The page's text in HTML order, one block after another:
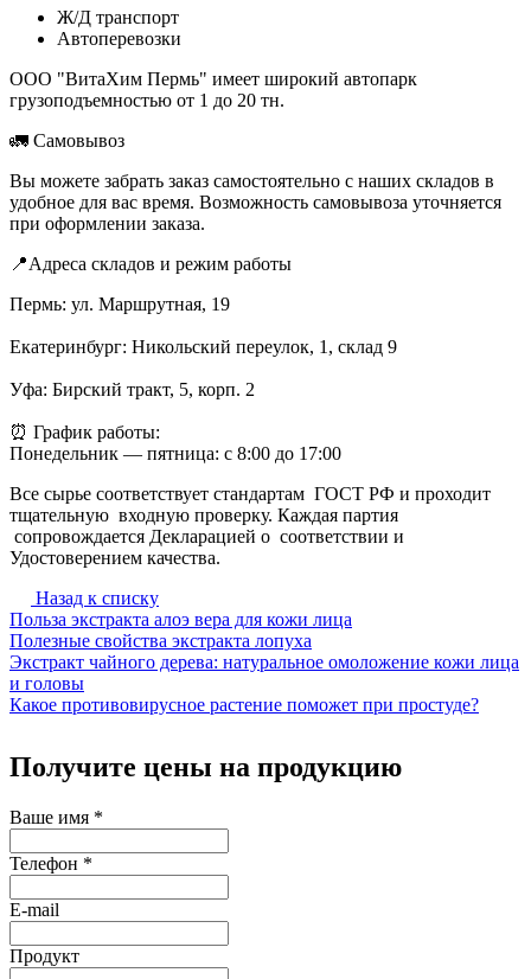
Ж/Д транспорт
Автоперевозки
ООО "ВитаХим Пермь" имеет широкий автопарк
грузоподъемностью от 1 до 20 тн.
🚛 Самовывоз
Вы можете забрать заказ самостоятельно с наших складов в
удобное для вас время. Возможность самовывоза уточняется
при оформлении заказа.
📍Адреса складов и режим работы
Пермь: ул. Маршрутная, 19
Екатеринбург: Никольский переулок, 1, склад 9
Уфа: Бирский тракт, 5, корп. 2
⏰ График работы:
Понедельник — пятница: с 8:00 до 17:00
Все сырье соответствует стандартам ГОСТ РФ и проходит
тщательную входную проверку. Каждая партия
сопровождается Декларацией о соответствии и
Удостоверением качества.
Назад к списку
Польза экстракта алоэ вера для кожи лица
Полезные свойства экстракта лопуха
Экстракт чайного дерева: натуральное омоложение кожи лица
и головы
Какое противовирусное растение поможет при простуде?
Получите цены на продукцию
Ваше имя *
Телефон *
E-mail
Продукт